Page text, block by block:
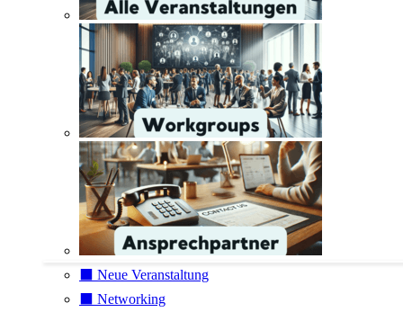
⬛️ Neue Veranstaltung
⬛️ Networking